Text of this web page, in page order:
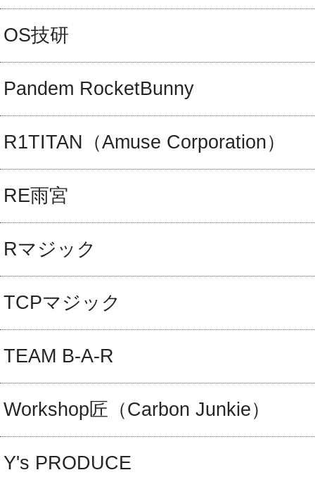
OS技研
Pandem RocketBunny
R1TITAN（Amuse Corporation）
RE雨宮
Rマジック
TCPマジック
TEAM B-A-R
Workshop匠（Carbon Junkie）
Y's PRODUCE